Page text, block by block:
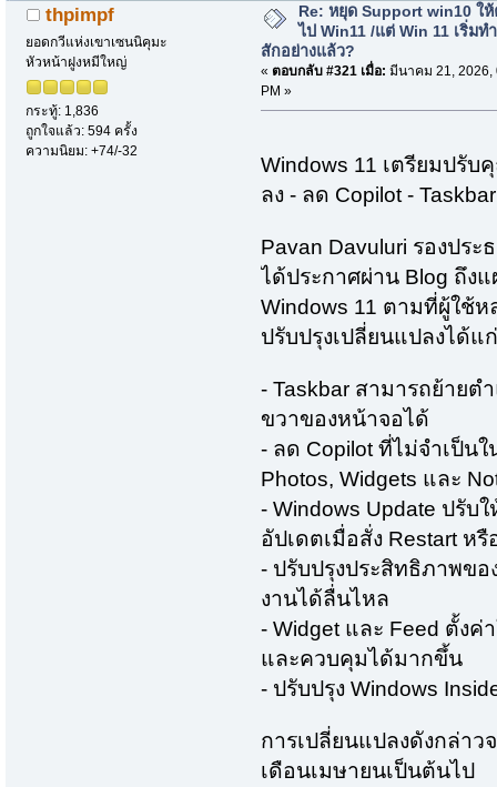
thpimpf
ยอดกวีแห่งเขาเซนนิคุมะ
หัวหน้าฝูงหมีใหญ่
กระทู้: 1,836
ถูกใจแล้ว: 594 ครั้ง
ความนิยม: +74/-32
Re: หยุด Support win10 ใ
ไป Win11 /แต่ Win 11 เริ่มท
สักอย่างแล้ว?
« ตอบกลับ #321 เมื่อ: มีนาคม 21, 2026,
PM »
Windows 11 เตรียมปรั
ลง - ลด Copilot -
Pavan Davuluri รองประ
ได้ประกาศผ่าน Blog ถึง
Windows 11 ตามที่ผู้ใช้ห
ปรับปรุงเปลี่ยนแปลงได้แ
- Taskbar สามารถย้าย
ขวาของหน้าจอได้
- ลด Copilot ที่ไม่จำเป็น
Photos, Widgets และ
- Windows Update ปรับ
อัปเดตเมื่อสั่ง Restart หรื
- ปรับปรุงประสิทธิภาพขอ
งานได้ลื่นไหล
- Widget และ Feed ตั้ง
และควบคุมได้มากขึ้น
- ปรับปรุง Windows
การเปลี่ยนแปลงดังกล่าว
เดือนเมษายนเป็นต้นไป